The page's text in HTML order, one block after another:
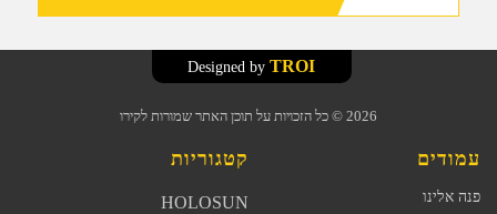
2026 © כל הזכויות על תוכן האתר שמורות לקירו
TROI
עמודים
פנה אלינו
קטגוריות
HOLOSUN